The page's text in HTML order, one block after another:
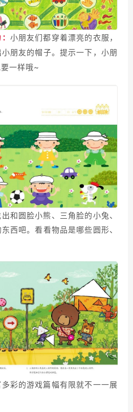
小朋友们都穿着漂亮的衣服，
朋友的帽子。提示一下，小朋
一样哦~
和圆脸小熊、三角脸的小兔、
西吧。看看物品是哪些圆形、
彩的游戏篇幅有限就不一一展